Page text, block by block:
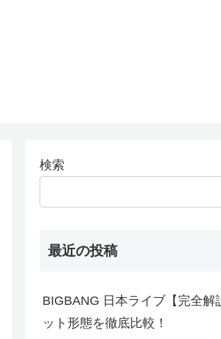
検索
最近の投稿
BIGBANG 日本ライブ【完全解
ット形態を徹底比較！